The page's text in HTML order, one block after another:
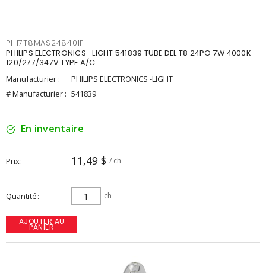
PHI7T8MAS24840IF
PHILIPS ELECTRONICS -LIGHT 541839 TUBE DEL T8 24PO 7W 4000K
120/277/347V TYPE A/C
Manufacturier :
PHILIPS ELECTRONICS -LIGHT
# Manufacturier : 541839
En inventaire
Prix 11,49 $ / ch
Quantité ch
AJOUTER AU
PANIER